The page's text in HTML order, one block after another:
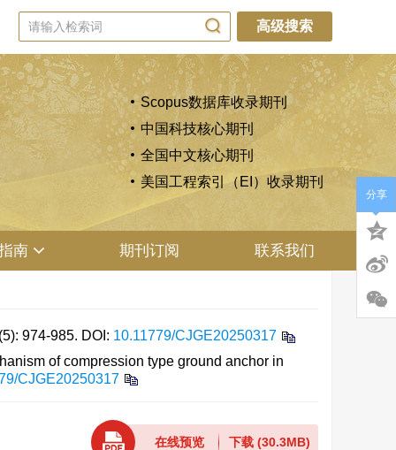
高级搜索
Scopus数据库收录期刊
中国科技核心期刊
全国中文核心期刊
美国工程索引（EI）收录期刊
南 期刊订阅 联系我们
974-985. DOI: 10.11779/CJGE20250317
of compression type ground anchor in
CJGE20250317
在线预览 下载(30.3MB)
分享